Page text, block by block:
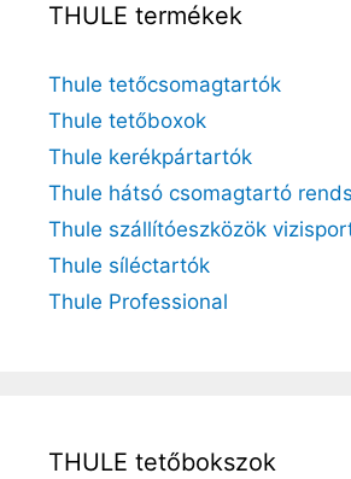
THULE termékek
Thule tetőcsomagtartók
Thule tetőboxok
Thule kerékpártartók
Thule hátsó csomagtartó
Thule szállítóeszközök
Thule síléctartók
Thule Professional
THULE tetőbokszok